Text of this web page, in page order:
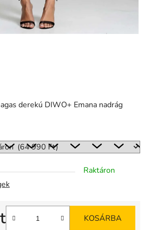
derekú DIWO+ Emana nadrág
Raktáron
KOSÁRBA